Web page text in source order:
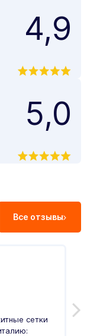
4,9
5,0
Все отзывы
сетки